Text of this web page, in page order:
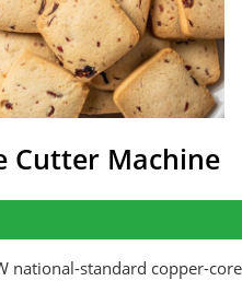
Cutter Machine
national-standard copper-